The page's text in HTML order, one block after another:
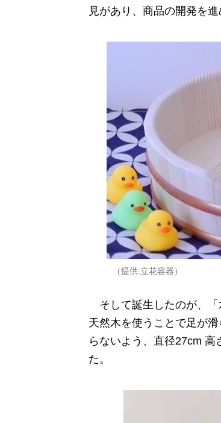
見があり、商品の開発を進
（提供:立花容器）
そして誕生したのが、「
天然木を使うことで足が
らないよう、直径27cm
た。